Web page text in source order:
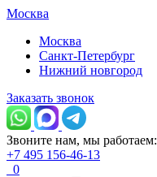
Москва
Москва
Санкт-Петербург
Нижний новгород
Заказать звонок
Звоните нам, мы работаем:
+7 495 156-46-13
0